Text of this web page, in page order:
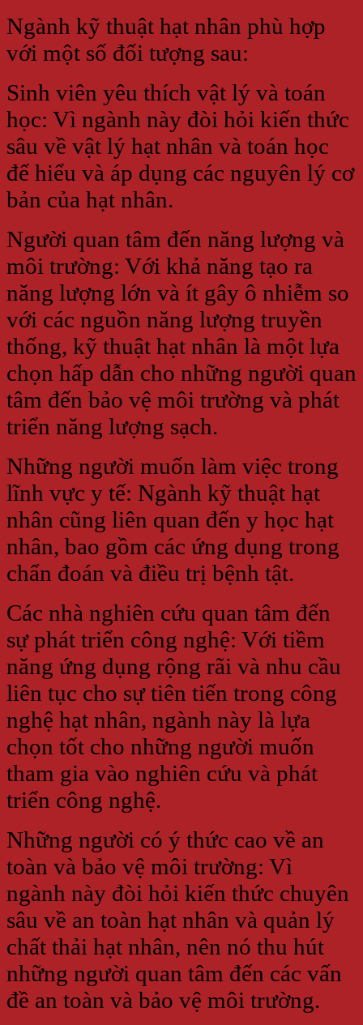
Ngành kỹ thuật hạt nhân phù hợp
với một số đối tượng sau:
Sinh viên yêu thích vật lý và toán
học: Vì ngành này đòi hỏi kiến thức
sâu về vật lý hạt nhân và toán học
để hiểu và áp dụng các nguyên lý cơ
bản của hạt nhân.
Người quan tâm đến năng lượng và
môi trường: Với khả năng tạo ra
năng lượng lớn và ít gây ô nhiễm so
với các nguồn năng lượng truyền
thống, kỹ thuật hạt nhân là một lựa
chọn hấp dẫn cho những người quan
tâm đến bảo vệ môi trường và phát
triển năng lượng sạch.
Những người muốn làm việc trong
lĩnh vực y tế: Ngành kỹ thuật hạt
nhân cũng liên quan đến y học hạt
nhân, bao gồm các ứng dụng trong
chẩn đoán và điều trị bệnh tật.
Các nhà nghiên cứu quan tâm đến
sự phát triển công nghệ: Với tiềm
năng ứng dụng rộng rãi và nhu cầu
liên tục cho sự tiên tiến trong công
nghệ hạt nhân, ngành này là lựa
chọn tốt cho những người muốn
tham gia vào nghiên cứu và phát
triển công nghệ.
Những người có ý thức cao về an
toàn và bảo vệ môi trường: Vì
ngành này đòi hỏi kiến thức chuyên
sâu về an toàn hạt nhân và quản lý
chất thải hạt nhân, nên nó thu hút
những người quan tâm đến các vấn
đề an toàn và bảo vệ môi trường.